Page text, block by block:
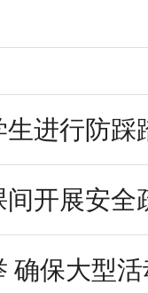
进行防踩
开展安全
确保大型